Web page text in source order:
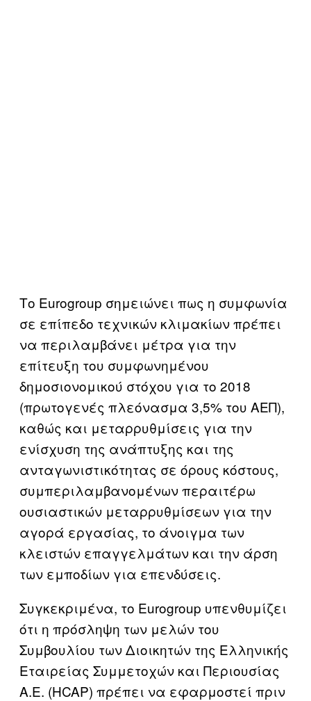
Το Eurogroup σημειώνει πως η συμφωνία
σε επίπεδο τεχνικών κλιμακίων πρέπει
να περιλαμβάνει μέτρα για την
επίτευξη του συμφωνημένου
δημοσιονομικού στόχου για το 2018
(πρωτογενές πλεόνασμα 3,5% του ΑΕΠ),
καθώς και μεταρρυθμίσεις για την
ενίσχυση της ανάπτυξης και της
ανταγωνιστικότητας σε όρους κόστους,
συμπεριλαμβανομένων περαιτέρω
ουσιαστικών μεταρρυθμίσεων για την
αγορά εργασίας, το άνοιγμα των
κλειστών επαγγελμάτων και την άρση
των εμποδίων για επενδύσεις.
Συγκεκριμένα, το Eurogroup υπενθυμίζει
ότι η πρόσληψη των μελών του
Συμβουλίου των Διοικητών της Ελληνικής
Εταιρείας Συμμετοχών και Περιουσίας
Α.Ε. (ΗCAP) πρέπει να εφαρμοστεί πριν